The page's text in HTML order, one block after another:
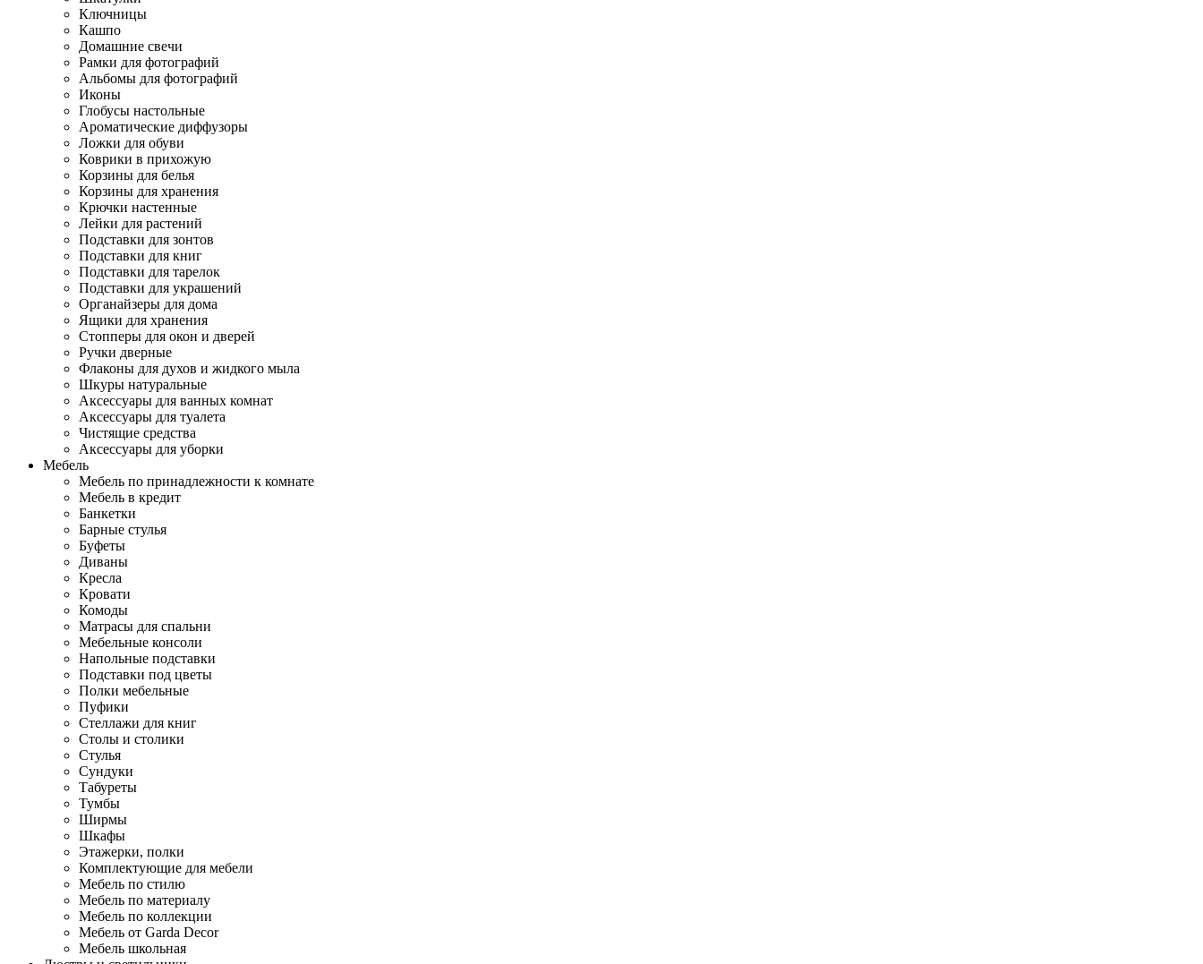
Ключницы
Кашпо
Домашние свечи
Рамки для фотографий
Альбомы для фотографий
Иконы
Глобусы настольные
Ароматические диффузоры
Ложки для обуви
Коврики в прихожую
Корзины для белья
Корзины для хранения
Крючки настенные
Лейки для растений
Подставки для зонтов
Подставки для книг
Подставки для тарелок
Подставки для украшений
Органайзеры для дома
Ящики для хранения
Стопперы для окон и дверей
Ручки дверные
Флаконы для духов и жидкого мыла
Шкуры натуральные
Аксессуары для ванных комнат
Аксессуары для туалета
Чистящие средства
Аксессуары для уборки
Мебель
Мебель по принадлежности к комнате
Мебель в кредит
Банкетки
Барные стулья
Буфеты
Диваны
Кресла
Кровати
Комоды
Матрасы для спальни
Мебельные консоли
Напольные подставки
Подставки под цветы
Полки мебельные
Пуфики
Стеллажи для книг
Столы и столики
Стулья
Сундуки
Табуреты
Тумбы
Ширмы
Шкафы
Этажерки, полки
Комплектующие для мебели
Мебель по стилю
Мебель по материалу
Мебель по коллекции
Мебель от Garda Decor
Мебель школьная